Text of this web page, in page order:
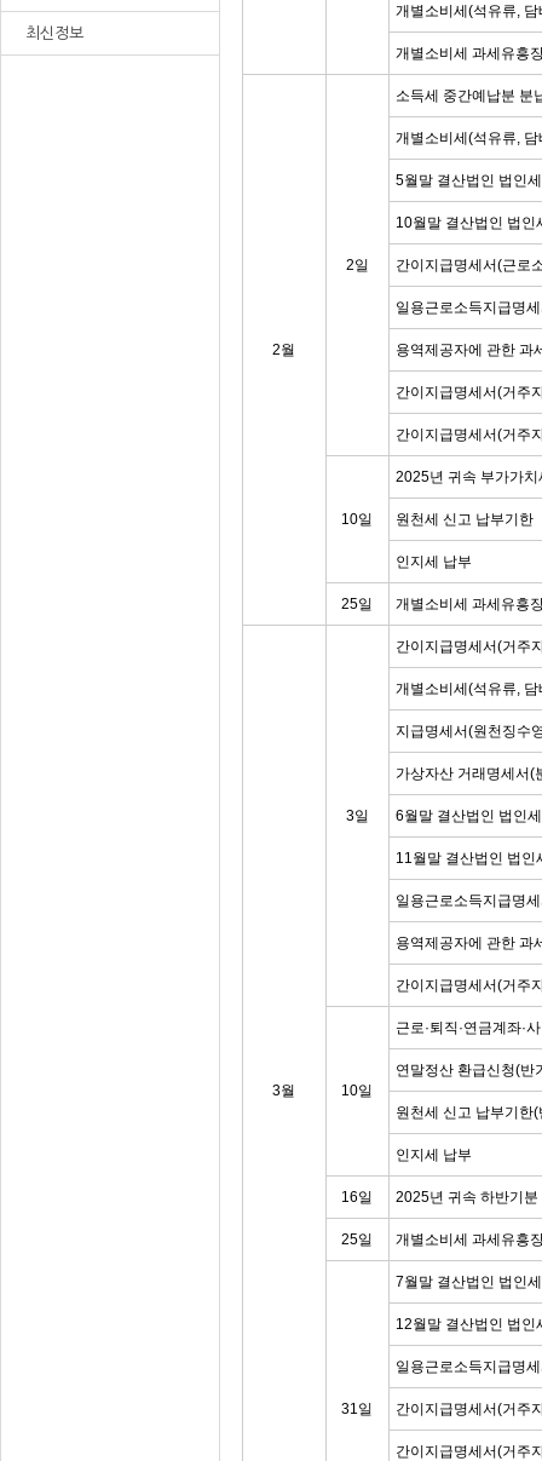
최신정보
개별소비세(석유류,
개별소비세 과세유흥
2월
2일
소득세 중간예납분 분
개별소비세(석유류, 담
5월말 결산법인 법인
10월말 결산법인 법인
간이지급명세서(근로
일용근로소득지급명
용역제공자에 관한 과
간이지급명세서(거주
간이지급명세서(거주
10일
2025년 귀속 부가가
원천세 신고 납부기한
인지세 납부
25일 개별소비세 과세유흥
3월
3일
간이지급명세서(거주
개별소비세(석유류, 담
지급명세서(원천징수
가상자산 거래명세서(
6월말 결산법인 법인
11월말 결산법인 법인
일용근로소득지급명
용역제공자에 관한 과
간이지급명세서(거주
10일
근로·퇴직·연금계좌·
연말정산 환급신청(반
원천세 신고 납부기한
인지세 납부
16일 2025년 귀속 하반기
25일 개별소비세 과세유흥
31일
7월말 결산법인 법인
12월말 결산법인 법인
일용근로소득지급명
간이지급명세서(거주
간이지급명세서(거주